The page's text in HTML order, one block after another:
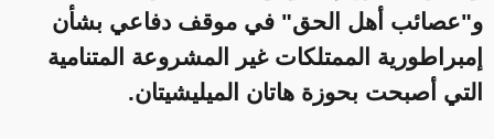
و"عصائب أهل الحق" في موقف دفاعي بشأن
إمبراطورية الممتلكات غير المشروعة المتنامية
التي أصبحت بحوزة هاتان الميليشيتان.